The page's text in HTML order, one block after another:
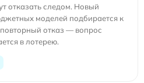
отказать следом. Новый
моделей подбирается к
отказ — вопрос
в лотерею.